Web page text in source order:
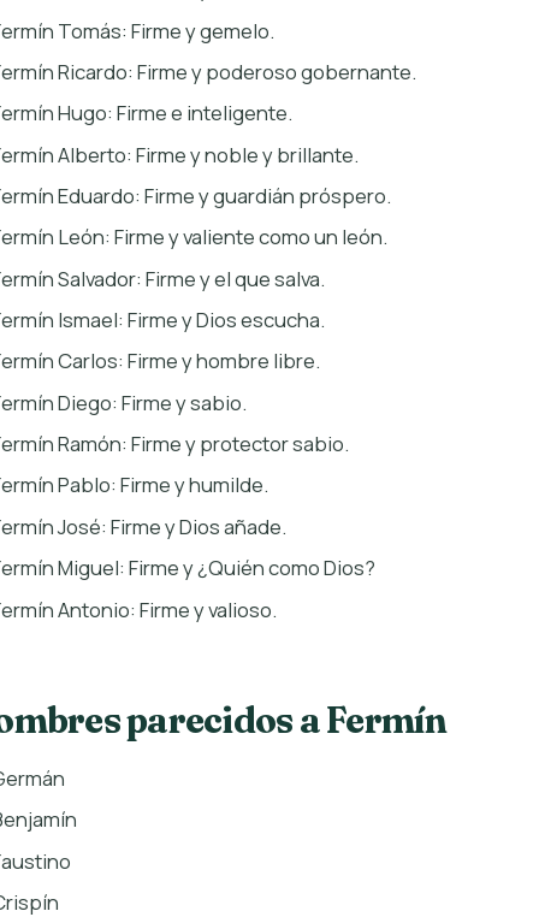
Tomás: Firme y gemelo.
Ricardo: Firme y poderoso gobernante.
Hugo: Firme e inteligente.
Alberto: Firme y noble y brillante.
Eduardo: Firme y guardián próspero.
León: Firme y valiente como un león.
Salvador: Firme y el que salva.
Ismael: Firme y Dios escucha.
Carlos: Firme y hombre libre.
Diego: Firme y sabio.
Ramón: Firme y protector sabio.
Pablo: Firme y humilde.
José: Firme y Dios añade.
Miguel: Firme y ¿Quién como Dios?
Antonio: Firme y valioso.
parecidos a Fermín